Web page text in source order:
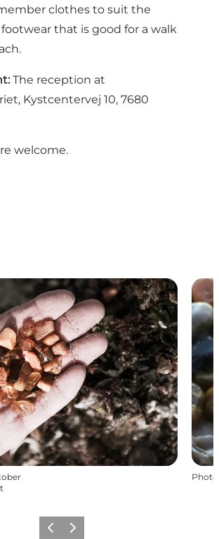
clothes to suit the
that is good for a walk
The reception at
Kystcentervej 10, 7680
welcome.
Photo
PrécédentSuivant